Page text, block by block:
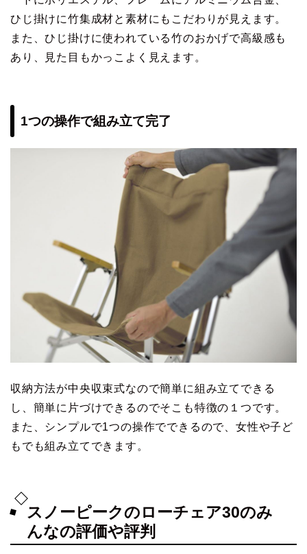
ひじ掛けに竹集成材と素材にもこだわりが見えます。
また、ひじ掛けに使われている竹のおかげで高級感も
あり、見た目もかっこよく見えます。
1つの操作で組み立て完了
収納方法が中央収束式なので簡単に組み立てできる
し、簡単に片づけできるのでそこも特徴の１つです。
また、シンプルで1つの操作でできるので、女性や子ど
もでも組み立てできます。
スノーピークのローチェア30のみ
んなの評価や評判